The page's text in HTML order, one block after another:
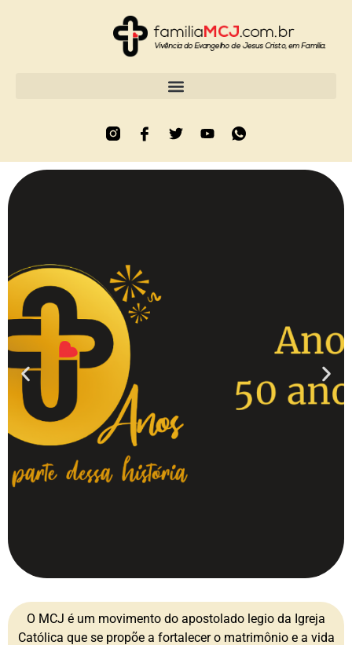
O MCJ é um movimento do apostolado legio da Igreja
Católica que se propõe a fortalecer o matrimônio e a vida